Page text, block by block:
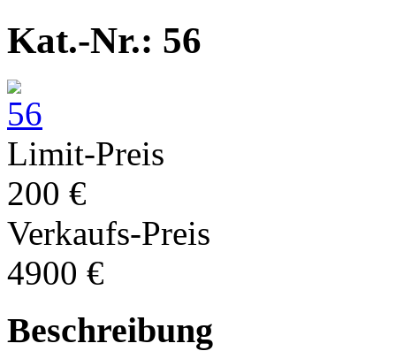
Kat.-Nr.: 56
Limit-Preis
200 €
Verkaufs-Preis
4900 €
Beschreibung